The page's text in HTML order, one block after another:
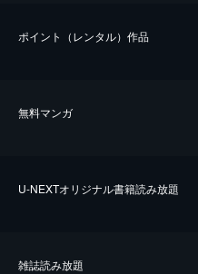
ポイント（レンタル）作品
無料マンガ
U-NEXTオリジナル書籍読み放題
雑誌読み放題